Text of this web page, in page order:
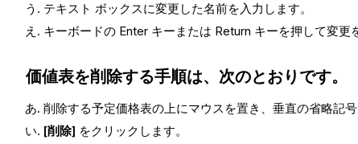
テキスト ボックスに変更した名前を入力します。
キーボードの Enter キーまたは Return キーを押して変更
価値表を削除する手順は、次のとおりです。
削除する予定価格表の上にマウスを置き、垂直の省略記号
[削除] をクリックします。